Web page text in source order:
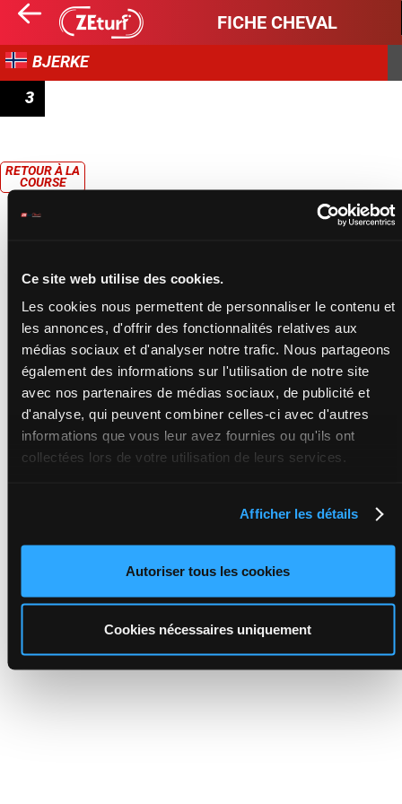
Ce site web utilise des cookies.
Les cookies nous permettent de personnaliser le contenu et
les annonces, d'offrir des fonctionnalités relatives aux
médias sociaux et d'analyser notre trafic. Nous partageons
également des informations sur l'utilisation de notre site
avec nos partenaires de médias sociaux, de publicité et
d'analyse, qui peuvent combiner celles-ci avec d'autres
informations que vous leur avez fournies ou qu'ils ont
collectées lors de votre utilisation de leurs services.
Afficher les détails
Autoriser tous les cookies
Cookies nécessaires uniquement
FICHE CHEVAL
BJERKE
3
RETOUR À LA
COURSE